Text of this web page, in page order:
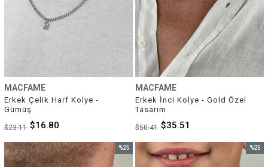
MACFAME
Erkek Çelik Harf Kolye -
Gümüş
$16.80
$23.11
MACFAME
Erkek İnci Kolye - Gold Özel
Tasarım
$35.51
$50.41
%25
%25